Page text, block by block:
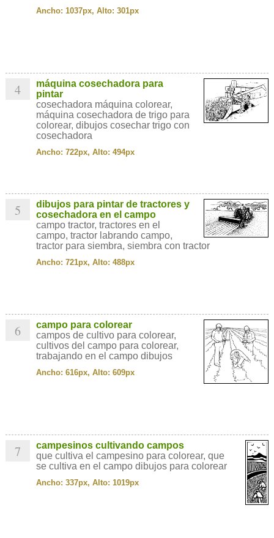
Ancho: 1037px, Alto: 301px
4
máquina cosechadora para
pintar
cosechadora máquina colorear,
máquina cosechadora de trigo para
colorear, dibujos cosechar trigo con
cosechadora
Ancho: 722px, Alto: 494px
5
dibujos para pintar de tractores y
cosechadora en el campo
campo tractor, tractores en el
campo, tractor labrando campo,
tractor para siembra, siembra con tractor
Ancho: 721px, Alto: 488px
6
campo para colorear
campos de cultivo para colorear,
cultivos del campo para colorear,
trabajando en el campo dibujos
Ancho: 616px, Alto: 609px
7
campesinos cultivando campos
que cultiva el campesino para colorear, que
se cultiva en el campo dibujos para colorear
Ancho: 337px, Alto: 1019px